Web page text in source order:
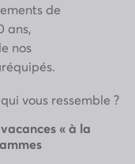
de
ans,
nos
vous ressemble ?
« à la